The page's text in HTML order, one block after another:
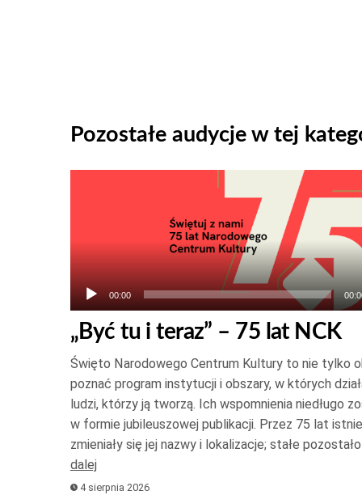
Pozostałe audycje w tej
00:00
„Być tu i teraz” – 75 lat NCK
Święto Narodowego Centrum Kultury to nie tylko
poznać program instytucji i obszary, w których
ludzi, którzy ją tworzą. Ich wspomnienia niedługo
w formie jubileuszowej publikacji. Przez 75 lat
zmieniały się jej nazwy i lokalizacje; stałe
dalej
4 sierpnia 2026